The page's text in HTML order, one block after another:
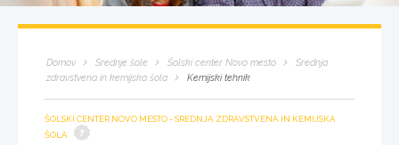
Domov Srednje šole Šolski center Novo mesto
Srednja
zdravstvena in kemijska šola
Kemijski tehnik
ŠOLSKI CENTER NOVO MESTO - SREDNJA ZDRAVSTVENA IN KEMIJSKA
ŠOLA